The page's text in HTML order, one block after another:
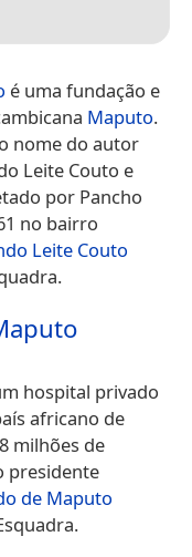
é uma fundação e
Maputo.
nome do autor
Leite Couto e
por Pancho
no bairro
Leite Couto
hospital privado
africano de
milhões de
presidente
de Maputo